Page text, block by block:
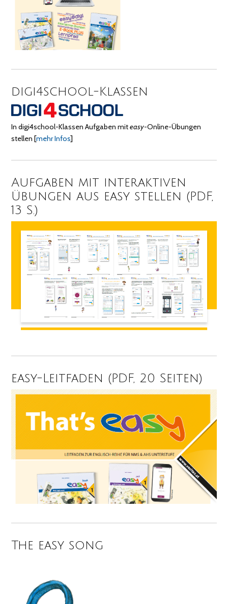
digi4school-Klassen
In digi4school-Klassen Aufgaben miteasy-Online-Übungen
stellen [mehr Infos]
Aufgaben mit interaktiven
Übungen aus easy stellen (PDF,
13 S.)
easy-Leitfaden (PDF, 20 Seiten)
The easy song